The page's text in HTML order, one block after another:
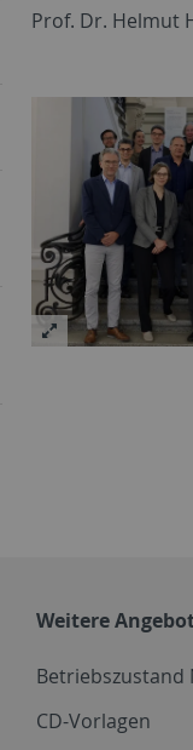
Prof. Dr. Helmut
Weitere
Betriebszustand
CD-Vorlagen